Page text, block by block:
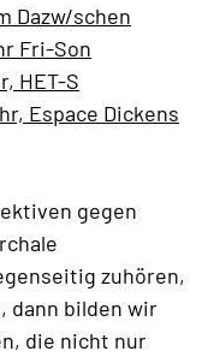
Dazw/schen
Fri-Son
HET-S
Espace Dickens
gegen
zuhören,
dann bilden wir
die nicht nur